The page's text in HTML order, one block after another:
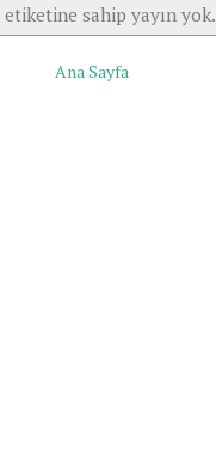
etiketine sahip yayın yok.
Ana Sayfa